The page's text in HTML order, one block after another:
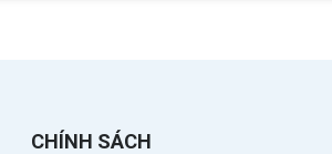
CHÍNH SÁCH